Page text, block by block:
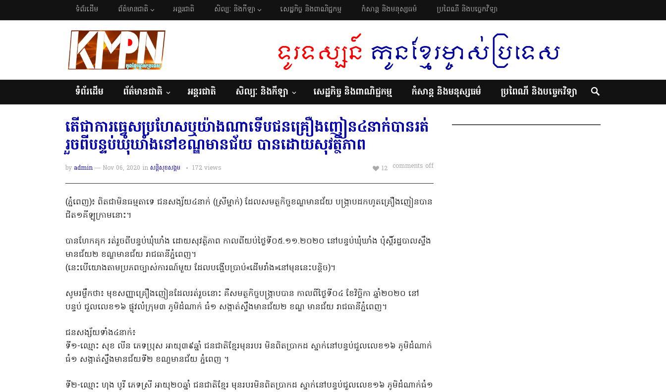
ទំព័រដើម ព័ត៌មានជាតិ អន្តរជាតិ សិល្បៈ និងកីឡា សេដ្ឋកិច្ច និងពាណិជ្ជកម្ម កំសាន្ត និងមនុស្សធម៌ ប្រពៃណី និងបច្ចេកវិទ្យា
ទំព័រដើម ព័ត៌មានជាតិ អន្តរជាតិ សិល្បៈ និងកីឡា សេដ្ឋកិច្ច និងពាណិជ្ជកម្ម កំសាន្ត និងមនុស្សធម៌ ប្រពៃណី និងបច្ចេកវិទ្យា
តើជាការធ្វេសប្រហែសឬយ៉ាងណាទើបជនគ្រឿងញៀន៤នាក់បានរត់
រួចពីបន្ទប់ឃុំឃាំងនៅខណ្ឌមានជ័យ បានដោយសុវត្ថិភាព
by admin — Nov 06, 2020 in សន្តិសុខសង្គម 172 views comments off
12
(ភ្នំពេញ)៖ ពិតជាមិនធម្មតាទេ ជនសង្ស័យ៤នាក់ (ស្រីម្នាក់) ដែលសមត្ថកិច្ចខណ្ឌមានជ័យ បង្ក្រាបដកហូតគ្រឿងញៀនបាន
ជិត១គីឡូក្រាមនោះ។
បានហែកគុក រត់រួចពីបន្ទប់ឃុំឃាំង ដោយសុវត្ថិភាព កាលពីយប់ថ្ងៃទី០៥.១១.២០២០ នៅបន្ទប់ឃុំឃាំង ប៉ុស្តិ៍រដ្ឋបាលស្ទឹង
មានជ័យ២ ខណ្ឌមានជ័យ រាជធានីភ្នំពេញ។
(នេះបើយោងតាមប្រភពច្បាស់ការណ៍មួយ ដែលបង្ហើបប្រាប់«ដើមរាំង»នៅមុននេះបន្តិច)។
សូមរម្លឹកថា៖ មុខសញ្ញាគ្រឿងញៀនដែលរត់រួចនោះ គឺសមត្ថកិច្ចបង្ក្រាបបាន កាលពីថ្ងៃទី០៤ ខែវិច្ឆិកា ឆ្នាំ២០២០ នៅ
បន្ទប់ ជួលលេខ១៦ ផ្លូវលំក្រុម៣ ភូមិដំណាក់ ធំ១ សង្កាត់ស្ទឹងមានជ័យ២ ខណ្ឌ មានជ័យ រាជធានីភ្នំពេញ។
ជនសង្ស័យទាំង៤នាក់៖
ទី១-ឈ្មោះ សុខ លីន ភេទប្រុស អាយុ៣៩ឆ្នាំ ជនជាតិខ្មែរមុនរបរ មិនពិតប្រាកដ ស្នាក់នៅបន្ទប់ជួលលេខ១៦ ភូមិដំណាក់
ធំ១ សង្កាត់ស្ទឹងមានជ័យទី២ ខណ្ខមានជ័យ ភ្នំពេញ ។
ទី២-ឈ្មោះ ហុង បូរី ភេទស្រី អាយុ២០ឆ្នាំ ជនជាតិខ្មែរ មុនរបរមិនពិតប្រាកដ ស្នាក់នៅបន្ទប់ជួលលេខ១៦ ភូមិដំណាក់ធំ១